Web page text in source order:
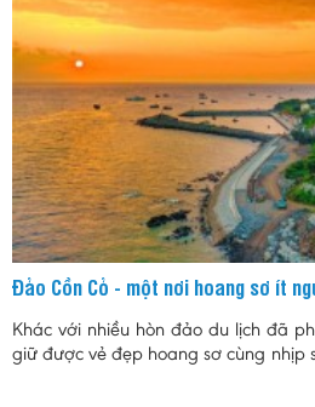
Đảo Cồn Cỏ - một nơi hoang sơ ít
Khác với nhiều hòn đảo du lịch đã
giữ được vẻ đẹp hoang sơ cùng nhịp